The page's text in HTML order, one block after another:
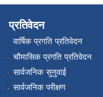
प्रतिवेदन
वार्षिक प्रगति प्रतिवेदन
चौमासिक प्रगति प्रतिवेदन
सार्वजनिक सुनुवाई
सार्वजनिक परीक्षण